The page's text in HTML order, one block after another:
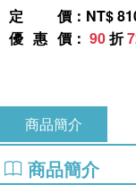
定價 ：NT$
優惠價 ： 90折
商品簡介
商品簡介